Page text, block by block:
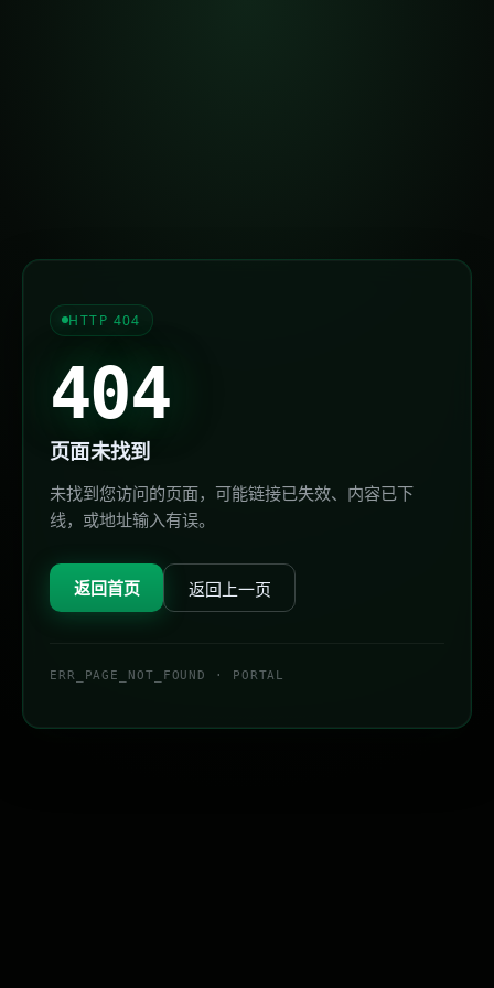
HTTP 404
404
页面未找到
未找到您访问的页面，可能链接已失效、内容已下
线，或地址输入有误。
返回首页 返回上一页
ERR_PAGE_NOT_FOUND · PORTAL